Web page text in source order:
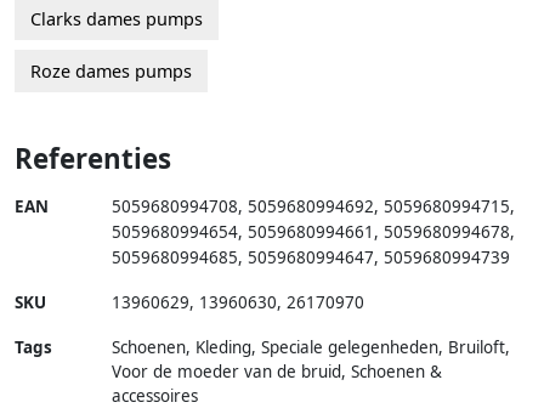
Clarks dames pumps
Roze dames pumps
Referenties
EAN 5059680994708, 5059680994692, 5059680994715,
5059680994654, 5059680994661 , 5059680994678,
5059680994685, 5059680994647, 5059680994739
SKU 13960629, 13960630, 26170970
Tags
Schoenen, Kleding, Speciale gelegenheden, Bruiloft,
Voor de moeder van de bruid, Schoenen &
accessoires